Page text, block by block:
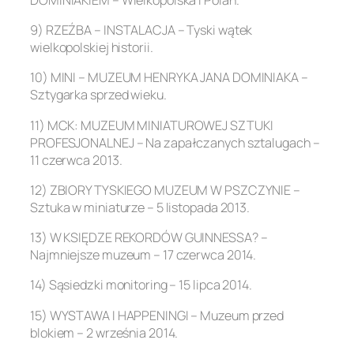
9) RZEŹBA – INSTALACJA – Tyski wątek
wielkopolskiej historii.
10) MINI – MUZEUM HENRYKA JANA DOMINIAKA –
Sztygarka sprzed wieku.
11) MCK: MUZEUM MINIATUROWEJ SZTUKI
PROFESJONALNEJ – Na zapałczanych sztalugach –
11 czerwca 2013.
12) ZBIORY TYSKIEGO MUZEUM W PSZCZYNIE –
Sztuka w miniaturze – 5 listopada 2013.
13) W KSIĘDZE REKORDÓW GUINNESSA? –
Najmniejsze muzeum – 17 czerwca 2014.
14) Sąsiedzki monitoring – 15 lipca 2014.
15) WYSTAWA I HAPPENINGI – Muzeum przed
blokiem – 2 września 2014.